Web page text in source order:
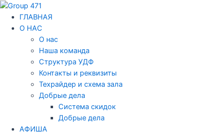
Перейти
содержимому
ГЛАВНАЯ
О НАС
О нас
Наша команда
Структура УДФ
Контакты и реквизиты
Техрайдер и схема зала
Добрые дела
Система скидок
Добрые дела
АФИША
Навигация
записям